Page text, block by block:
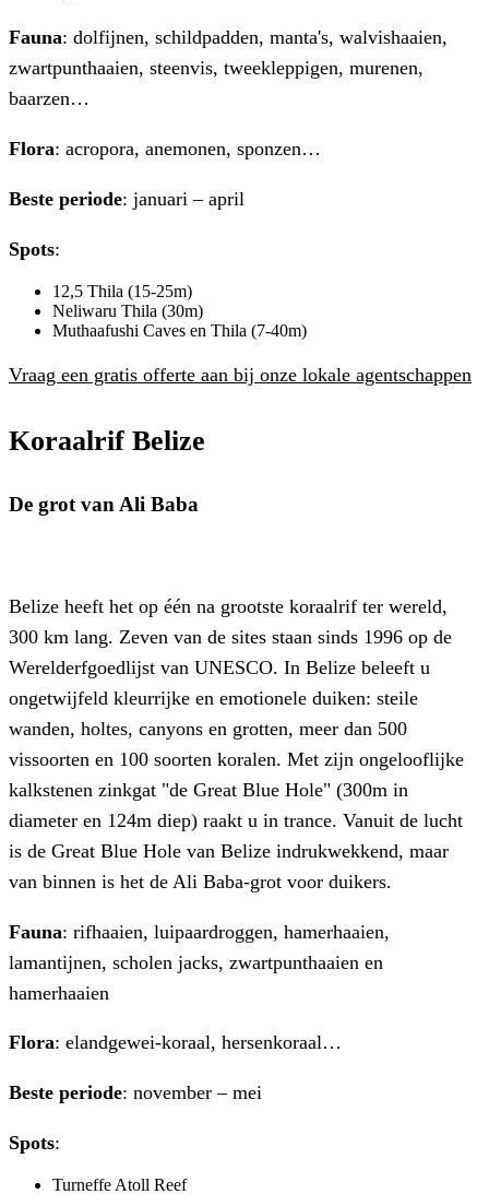
Fauna: dolfijnen, schildpadden, manta's, walvishaaien,
zwartpunthaaien, steenvis, tweekleppigen, murenen,
baarzen…
Flora: acropora, anemonen, sponzen…
Beste periode: januari – april
Spots:
12,5 Thila (15-25m)
Neliwaru Thila (30m)
Muthaafushi Caves en Thila (7-40m)
Vraag een gratis offerte aan bij onze lokale agentschappen
Koraalrif Belize
De grot van Ali Baba
Belize heeft het op één na grootste koraalrif ter wereld,
300 km lang. Zeven van de sites staan sinds 1996 op de
Werelderfgoedlijst van UNESCO. In Belize beleeft u
ongetwijfeld kleurrijke en emotionele duiken: steile
wanden, holtes, canyons en grotten, meer dan 500
vissoorten en 100 soorten koralen. Met zijn ongelooflijke
kalkstenen zinkgat "de Great Blue Hole" (300m in
diameter en 124m diep) raakt u in trance. Vanuit de lucht
is de Great Blue Hole van Belize indrukwekkend, maar
van binnen is het de Ali Baba-grot voor duikers.
Fauna: rifhaaien, luipaardroggen, hamerhaaien,
lamantijnen, scholen jacks, zwartpunthaaien en
hamerhaaien
Flora: elandgewei-koraal, hersenkoraal…
Beste periode: november – mei
Spots:
Turneffe Atoll Reef